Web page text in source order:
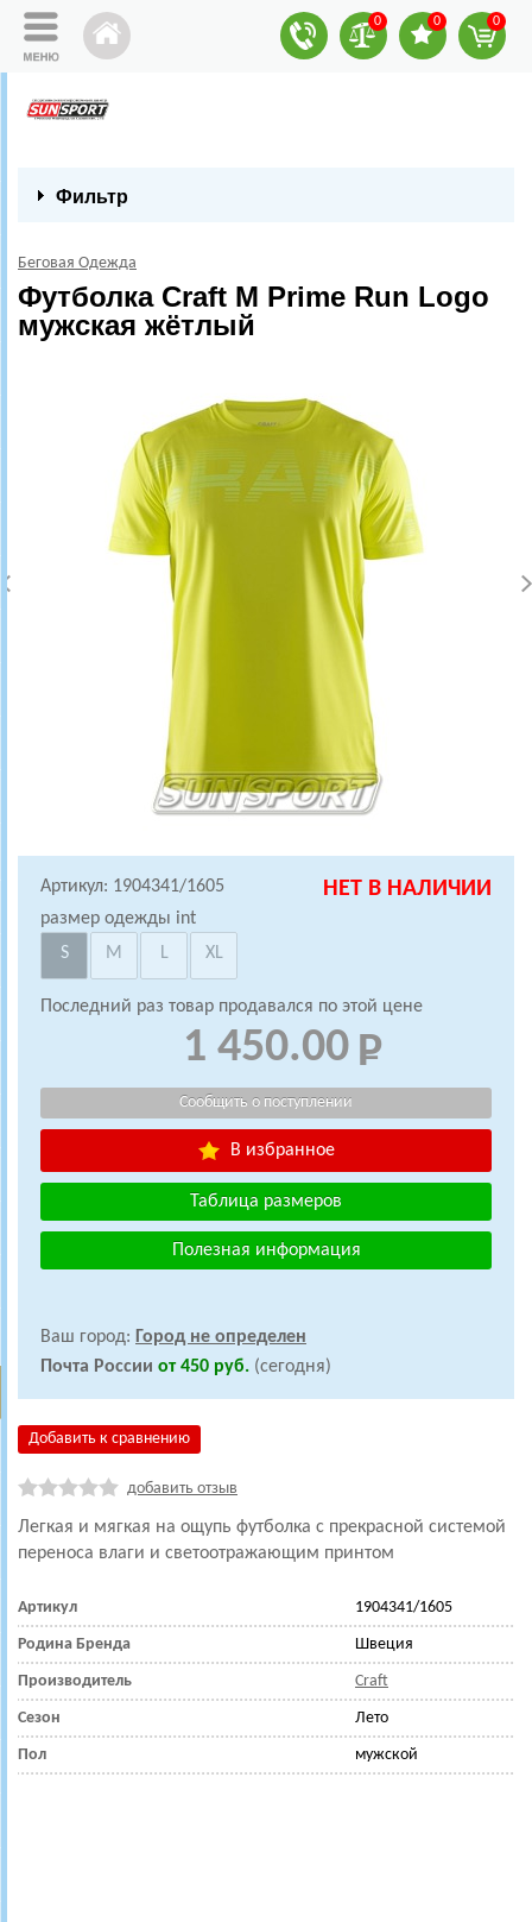
0 0 0
Фильтр
Беговая Одежда
Футболка Craft M Prime Run Logo
мужская жётлый
Артикул: 1904341/1605 НЕТ В НАЛИЧИИ
размер одежды int
S
M L XL
Последний раз товар продавался по этой цене
1 450.00
В избранное
Таблица размеров
Полезная информация
Ваш город: Город не определен
Почта России от 450 руб. (сегодня)
Добавить к сравнению
добавить отзыв
Легкая и мягкая на ощупь футболка с прекрасной системой
переноса влаги и светоотражающим принтом
Артикул 1904341/1605
Родина Бренда Швеция
Производитель Craft
Сезон Лето
Пол мужской